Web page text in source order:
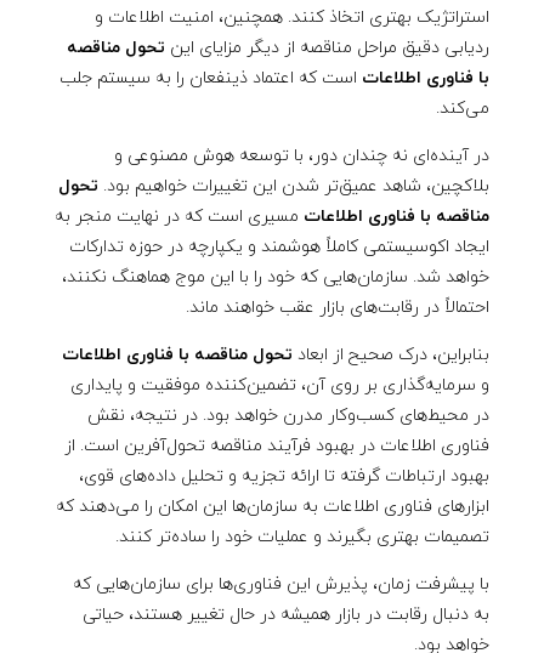
استراتژیک بهتری اتخاذ کنند. همچنین، امنیت اطلاعات و
ردیابی دقیق مراحل مناقصه از دیگر مزایای این تحول مناقصه
با فناوری اطلاعات است که اعتماد ذینفعان را به سیستم جلب
می‌کند.
در آینده‌ای نه چندان دور، با توسعه هوش مصنوعی و
بلاکچین، شاهد عمیق‌تر شدن این تغییرات خواهیم بود. تحول
مناقصه با فناوری اطلاعات مسیری است که در نهایت منجر به
ایجاد اکوسیستمی کاملاً هوشمند و یکپارچه در حوزه تدارکات
خواهد شد. سازمان‌هایی که خود را با این موج هماهنگ نکنند،
احتمالاً در رقابت‌های بازار عقب خواهند ماند.
بنابراین، درک صحیح از ابعاد تحول مناقصه با فناوری اطلاعات
و سرمایه‌گذاری بر روی آن، تضمین‌کننده موفقیت و پایداری
در محیط‌های کسب‌وکار مدرن خواهد بود. در نتیجه، نقش
فناوری اطلاعات در بهبود فرآیند مناقصه تحول‌آفرین است. از
بهبود ارتباطات گرفته تا ارائه تجزیه و تحلیل داده‌های قوی،
ابزارهای فناوری اطلاعات به سازمان‌ها این امکان را می‌دهند که
تصمیمات بهتری بگیرند و عملیات خود را ساده‌تر کنند.
با پیشرفت زمان، پذیرش این فناوری‌ها برای سازمان‌هایی که
به دنبال رقابت در بازار همیشه در حال تغییر هستند، حیاتی
خواهد بود.